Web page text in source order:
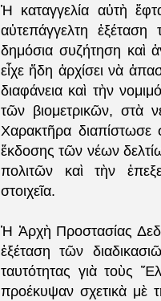
Ἡ καταγγελία αὐτὴ
αὐτεπάγγελτη
δημόσια συζήτηση καὶ
εἶχε ἤδη ἀρχίσει νὰ
διαφάνεια καὶ τὴν
τῶν βιομετρικῶν, στὰ
Χαρακτῆρα διαπίστωσε
ἔκδοσης τῶν νέων
πολιτῶν καὶ τὴν
στοιχεῖα.
Ἡ Ἀρχὴ Προστασίας
ἐξέταση τῶν
ταυτότητας γιὰ τοὺς
προέκυψαν σχετικὰ μὲ